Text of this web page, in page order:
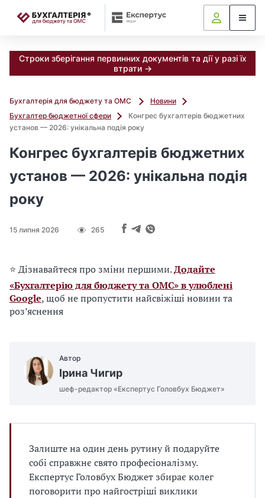
Строки зберігання первинних документів та дії у разі їх
втрати →
Бухгалтерія для бюджету та ОМС
Новини
Бухгалтер бюджетної сфери
Конгрес бухгалтерів бюджетних
установ — 2026: унікальна подія року
Конгрес бухгалтерів бюджетних
установ — 2026: унікальна подія
року
15 липня 2026 265
⭐ Дізнавайтеся про зміни першими.Додайте
«Бухгалтерію для бюджету та ОМС» в улюблені
Google, щоб не пропустити найсвіжіші новини та
роз’яснення
Автор
Ірина Чигир
шеф-редактор «Експертус Головбух Бюджет»
Залиште на один день рутину й подаруйте
собі справжнє свято професіоналізму.
Експертус Головбух Бюджет збирає колег
поговорити про найгостріші виклики